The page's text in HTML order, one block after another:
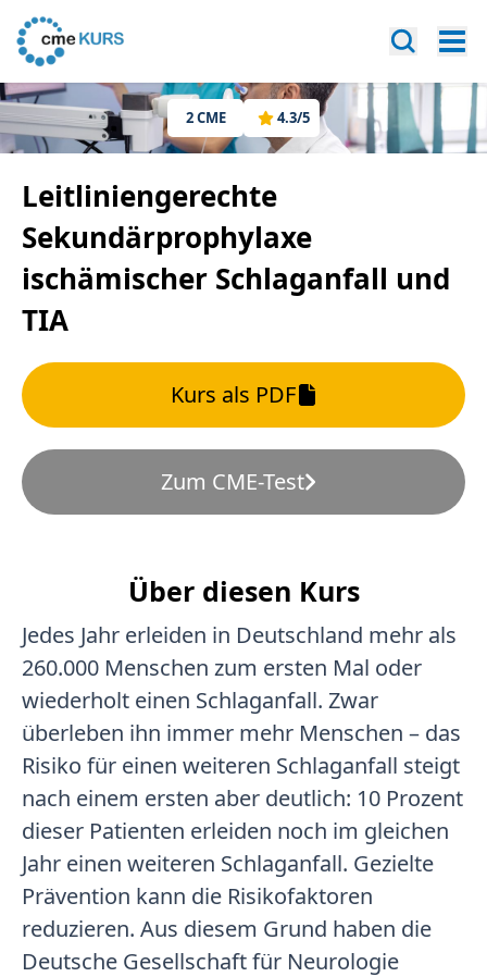
2CME 4.3/5
Leitliniengerechte
Sekundärprophylaxe
ischämischer Schlaganfall und
TIA
Kurs als PDF
Zum CME-Test
Über diesen Kurs
Jedes Jahr erleiden in Deutschland mehr als
260.000 Menschen zum ersten Mal oder
wiederholt einen Schlaganfall. Zwar
überleben ihn immer mehr Menschen – das
Risiko für einen weiteren Schlaganfall steigt
nach einem ersten aber deutlich: 10 Prozent
dieser Patienten erleiden noch im gleichen
Jahr einen weiteren Schlaganfall. Gezielte
Prävention kann die Risikofaktoren
reduzieren. Aus diesem Grund haben die
Deutsche Gesellschaft für Neurologie